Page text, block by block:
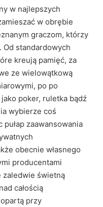
w najlepszych
w obrębie
graczom, którzy
standardowych
kreują pamięć, za
ze wielowątkową
po po
poker, ruletka bądź
wybierze coś
zaawansowania
obecnie własnego
producentami
zaledwie świetną
całością
przy